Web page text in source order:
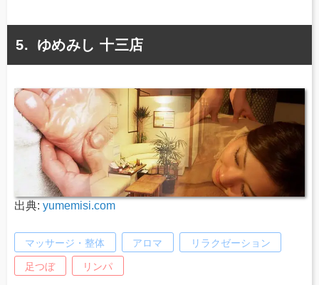
ゆめみし 十三店
出典: yumemisi.com
マッサージ・整体 アロマ リラクゼーション
足つぼ リンパ